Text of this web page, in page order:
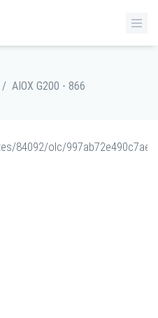
/ AIOX G200 - 866